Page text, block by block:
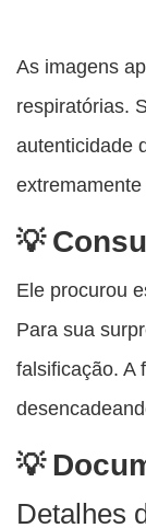
As imagens
respiratórias.
autenticidade
extremamente
Ele procurou
Para sua
falsificação. A
Detalhes